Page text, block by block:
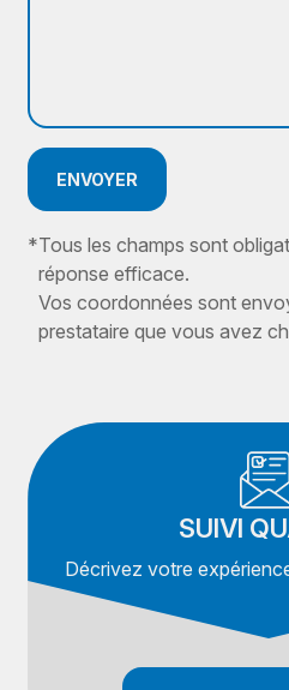
ENVOYER
*Tous les champs sont
réponse efficace.
Vos coordonnées sont
prestataire que vous avez
SUIVI
Décrivez votre